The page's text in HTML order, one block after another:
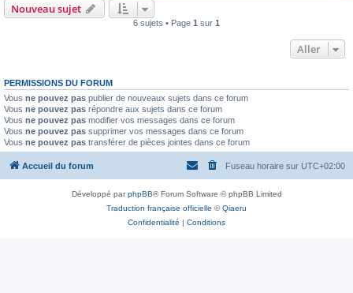
Nouveau sujet
6 sujets • Page 1 sur 1
Aller
PERMISSIONS DU FORUM
Vous ne pouvez pas publier de nouveaux sujets dans ce forum
Vous ne pouvez pas répondre aux sujets dans ce forum
Vous ne pouvez pas modifier vos messages dans ce forum
Vous ne pouvez pas supprimer vos messages dans ce forum
Vous ne pouvez pas transférer de pièces jointes dans ce forum
Accueil du forum Fuseau horaire sur UTC+02:00
Développé parphpBB® Forum Software © phpBB Limited
Traduction française officielle ©Qiaeru
Confidentialité | Conditions